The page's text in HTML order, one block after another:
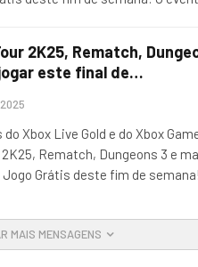
2K25, Rematch,
este final de…
Xbox Live Gold e do Xbox
2K25, Rematch, Dungeons 3 e
Grátis deste fim de
MAIS MENSAGENS